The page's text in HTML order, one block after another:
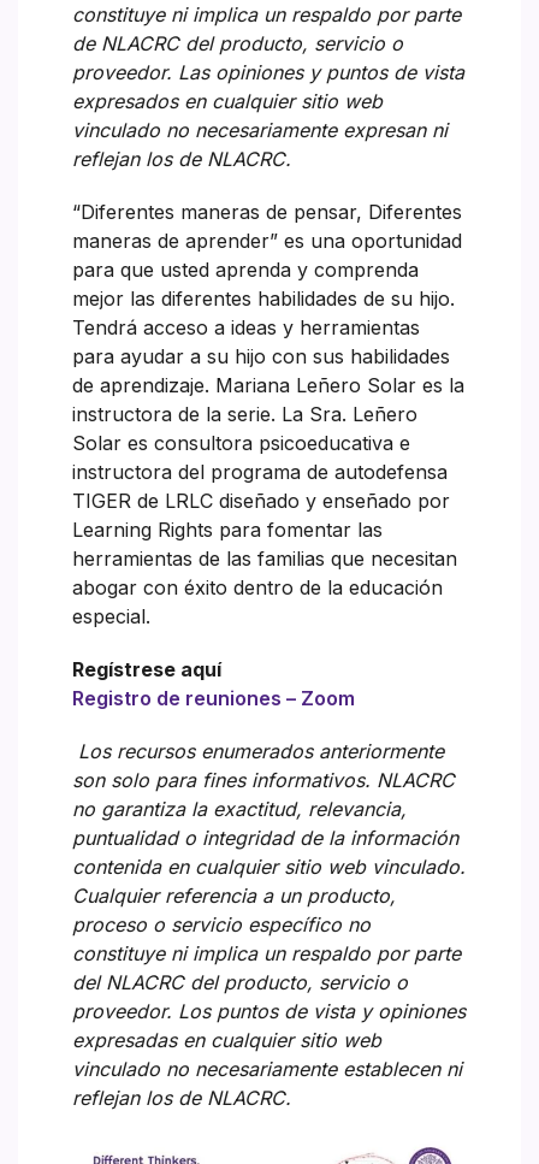
constituye ni implica un respaldo por parte
de NLACRC del producto, servicio o
proveedor. Las opiniones y puntos de vista
expresados en cualquier sitio web
vinculado no necesariamente expresan ni
reflejan los de NLACRC.
“Diferentes maneras de pensar, Diferentes
maneras de aprender” es una oportunidad
para que usted aprenda y comprenda
mejor las diferentes habilidades de su hijo.
Tendrá acceso a ideas y herramientas
para ayudar a su hijo con sus habilidades
de aprendizaje. Mariana Leñero Solar es la
instructora de la serie. La Sra. Leñero
Solar es consultora psicoeducativa e
instructora del programa de autodefensa
TIGER de LRLC diseñado y enseñado por
Learning Rights para fomentar las
herramientas de las familias que necesitan
abogar con éxito dentro de la educación
especial.
Regístrese aquí
Registro de reuniones – Zoom
Los recursos enumerados anteriormente
son solo para fines informativos. NLACRC
no garantiza la exactitud, relevancia,
puntualidad o integridad de la información
contenida en cualquier sitio web vinculado.
Cualquier referencia a un producto,
proceso o servicio específico no
constituye ni implica un respaldo por parte
del NLACRC del producto, servicio o
proveedor. Los puntos de vista y opiniones
expresadas en cualquier sitio web
vinculado no necesariamente establecen ni
reflejan los de NLACRC.